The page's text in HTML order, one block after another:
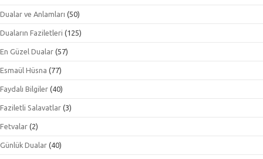
Dualar ve Anlamları (50)
Duaların Faziletleri (125)
En Güzel Dualar (57)
Esmaül Hüsna (77)
Faydalı Bilgiler (40)
Faziletli Salavatlar (3)
Fetvalar (2)
Günlük Dualar (40)